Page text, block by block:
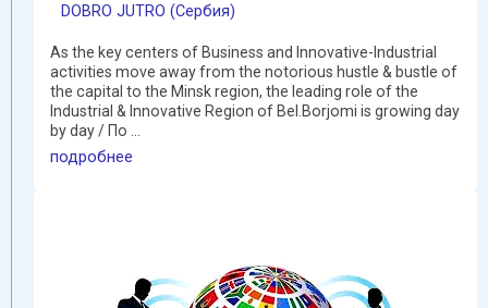
DOBRO JUTRO (Сербия)
As the key centers of Business and Innovative-Industrial
activities move away from the notorious hustle & bustle of
the capital to the Minsk region, the leading role of the
Industrial & Innovative Region of Bel.Borjomi is growing day
by day / По ...
подробнее